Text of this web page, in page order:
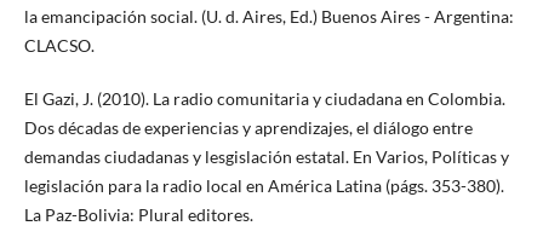
la emancipación social. (U. d. Aires, Ed.) Buenos Aires - Argentina:
CLACSO.
El Gazi, J. (2010). La radio comunitaria y ciudadana en Colombia.
Dos décadas de experiencias y aprendizajes, el diálogo entre
demandas ciudadanas y lesgislación estatal. En Varios, Políticas y
legislación para la radio local en América Latina (págs. 353-380).
La Paz-Bolivia: Plural editores.